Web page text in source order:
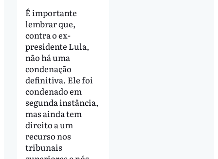
É importante
lembrar que,
contra o ex-
presidente Lula,
não há uma
condenação
definitiva. Ele foi
condenado em
segunda instância,
mas ainda tem
direito a um
recurso nos
tribunais